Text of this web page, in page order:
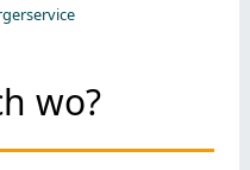
wo?